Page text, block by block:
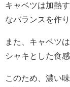
キャベツは加熱
なバランスを作り
また、キャベツ
シャキとした食
このため、濃い